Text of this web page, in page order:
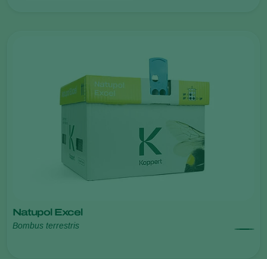
Natupol Excel
Bombus terrestris